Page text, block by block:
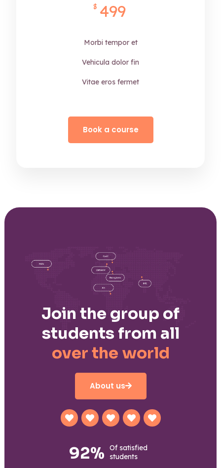
$ 499
Morbi tempor et
Vehicula dolor fin
Vitae eros fermet
Book a course
Join the group of
students from all
over the world
About us
92%
Of satisfied
students